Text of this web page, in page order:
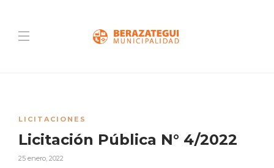
LICITACIONES
Licitación Pública N° 4/2022
25 enero, 2022